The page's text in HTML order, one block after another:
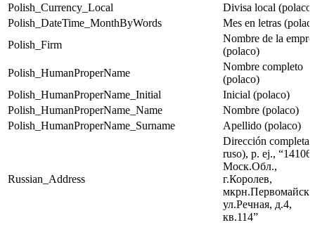
Polish_Currency_Local
Divisa local (polaco)
Polish_DateTime_MonthByWords
Mes en letras
Polish_Firm
Nombre de la
(polaco)
Polish_HumanProperName
Nombre completo
(polaco)
Polish_HumanProperName_Initial
Inicial (polaco)
Polish_HumanProperName_Name
Nombre (polaco)
Polish_HumanProperName_Surname
Apellido (polaco)
Russian_Address
Dirección completa
ruso), p. ej.,
Моск.Обл.,
г.Королев,
ул.Речная, д.4,
кв.114”